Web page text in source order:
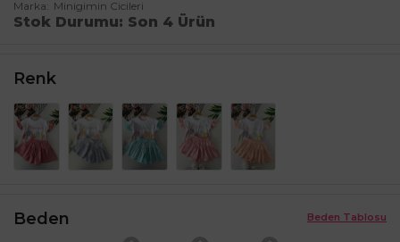
Marka Minigimin Cicileri
Stok Durumu Son 4 Ürün
Renk
Beden Tablosu
Beden